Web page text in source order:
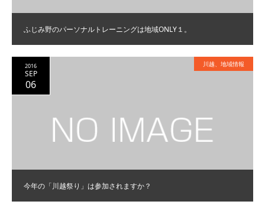
ふじみ野のパーソナルトレーニングは地域ONLY１。
今年の「川越祭り」は参加されますか？
2016
SEP
06
川越、地域情報